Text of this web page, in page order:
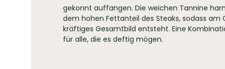
gekonnt auffangen. Die weichen Tannine
dem hohen Fettanteil des Steaks, sodass am
kräftiges Gesamtbild entsteht. Eine
für alle, die es deftig mögen.